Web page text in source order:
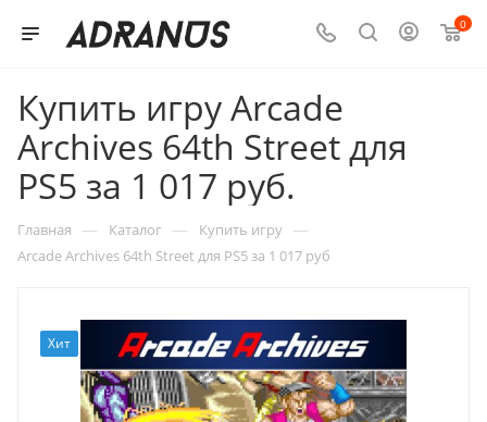
0
Купить игру Arcade
Archives 64th Street для
PS5 за 1 017 руб.
Главная — Каталог — Купить игру —
Arcade Archives 64th Street для PS5 за 1 017 руб
Хит